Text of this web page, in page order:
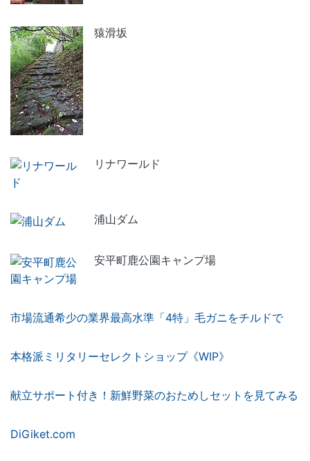
猿滑坂
リナワールド
浦山ダム
安平町鹿公園キャンプ場
市場流通希少の業界最高水準「4特」毛ガニをチルドで
本格派ミリタリーセレクトショップ《WIP》
献立サポート付き！新鮮野菜のおためしセットを見てみる
DiGiket.com